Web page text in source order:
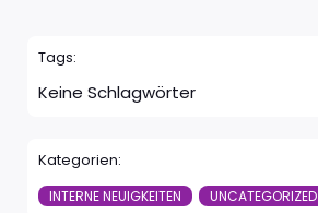
Tags:
Keine Schlagwörter
Kategorien:
INTERNE NEUIGKEITEN UNCATEGORIZED